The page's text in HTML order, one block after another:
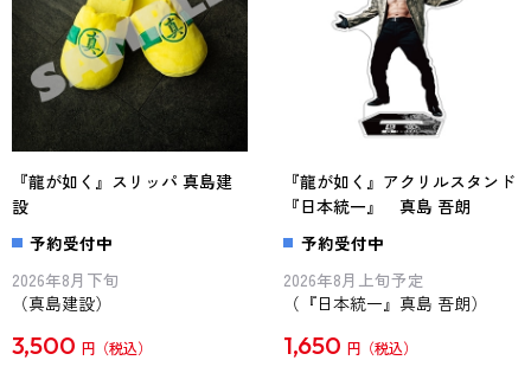
『龍が如く』スリッパ 真島建
設
予約受付中
2026年8月下旬
（真島建設）
3,500 円
『龍が如く』アクリルスタンド
『日本統一』 真島 吾朗
予約受付中
2026年8月上旬予定
（『日本統一』真島 吾朗）
1,650 円